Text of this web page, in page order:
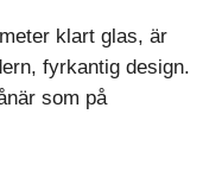
klart glas, är
fyrkantig design.
som på